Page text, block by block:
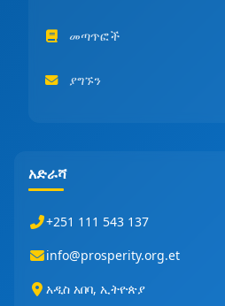
መጣጥፎች
ያግኙን
አድራሻ
+251 111 543 137
info@prosperity.org.et
አዲስ አበባ, ኢትዮጵያ